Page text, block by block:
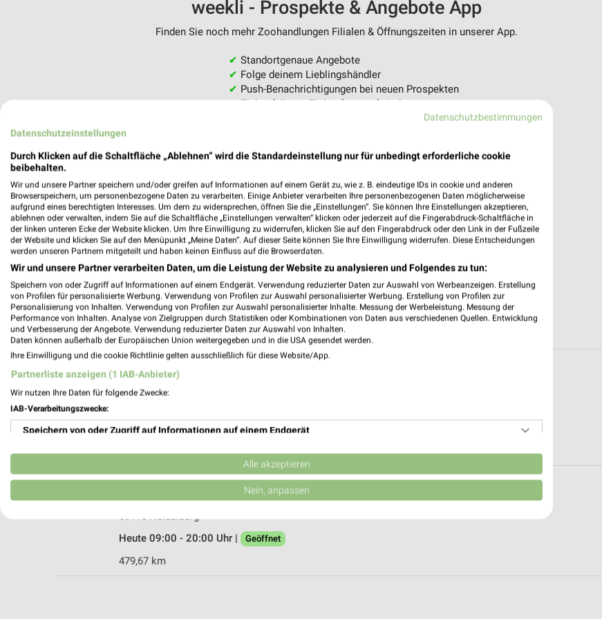
weekli - Prospekte & Angebote App
Finden Sie noch mehr Zoohandlungen Filialen & Öffnungszeiten in unserer App.
✔ Standortgenaue Angebote
✔ Folge deinem Lieblingshändler
✔ Push-Benachrichtigungen bei neuen Prospekten
✔Einkaufsliste - Einkauf stressfrei planen
Fressnapf Schwetzingen
68723 Schwetzingen
Heute 09:00 - 20:00 Uhr | Geöffnet
Eppelheimer Straße 40
69115 Heidelberg
Heute 09:00 - 20:00 Uhr |
Geöffnet
479,67 km
Datenschutzbestimmungen
Datenschutzeinstellungen
Durch Klicken auf die Schaltfläche „Ablehnen“ wird die Standardeinstellung nur für unbedingt erforderliche cookie
beibehalten.
Wir und unsere Partner speichern und/oder greifen auf Informationen auf einem Gerät zu, wie z. B. eindeutige IDs in cookie und anderen
Browserspeichern, um personenbezogene Daten zu verarbeiten. Einige Anbieter verarbeiten Ihre personenbezogenen Daten möglicherweise
aufgrund eines berechtigten Interesses. Um dem zu widersprechen, öffnen Sie die „Einstellungen“. Sie können Ihre Einstellungen akzeptieren,
ablehnen oder verwalten, indem Sie auf die Schaltfläche „Einstellungen verwalten“ klicken oder jederzeit auf die Fingerabdruck-Schaltfläche in
der linken unteren Ecke der Website klicken. Um Ihre Einwilligung zu widerrufen, klicken Sie auf den Fingerabdruck oder den Link in der Fußzeile
der Website und klicken Sie auf den Menüpunkt „Meine Daten“. Auf dieser Seite können Sie Ihre Einwilligung widerrufen. Diese Entscheidungen
werden unseren Partnern mitgeteilt und haben keinen Einfluss auf die Browserdaten.
Wir und unsere Partner verarbeiten Daten, um die Leistung der Website zu analysieren und Folgendes zu tun:
Speichern von oder Zugriff auf Informationen auf einem Endgerät. Verwendung reduzierter Daten zur Auswahl von Werbeanzeigen. Erstellung
von Profilen für personalisierte Werbung. Verwendung von Profilen zur Auswahl personalisierter Werbung. Erstellung von Profilen zur
Personalisierung von Inhalten. Verwendung von Profilen zur Auswahl personalisierter Inhalte. Messung der Werbeleistung. Messung der
Performance von Inhalten. Analyse von Zielgruppen durch Statistiken oder Kombinationen von Daten aus verschiedenen Quellen. Entwicklung
und Verbesserung der Angebote. Verwendung reduzierter Daten zur Auswahl von Inhalten.
Daten können außerhalb der Europäischen Union weitergegeben und in die USA gesendet werden.
Ihre Einwilligung und die cookie Richtlinie gelten ausschließlich für diese Website/App.
Partnerliste anzeigen (1 IAB-Anbieter)
Wir nutzen Ihre Daten für folgende Zwecke:
IAB-Verarbeitungszwecke:
Speichern von oder Zugriff auf Informationen auf einem Endgerät
Verwendung reduzierter Daten zur Auswahl von Werbeanzeigen
Erstellung von Profilen für personalisierte Werbung
Erstellung von Profilen zur Personalisierung von Inhalten
Alle akzeptieren
Nein, anpassen